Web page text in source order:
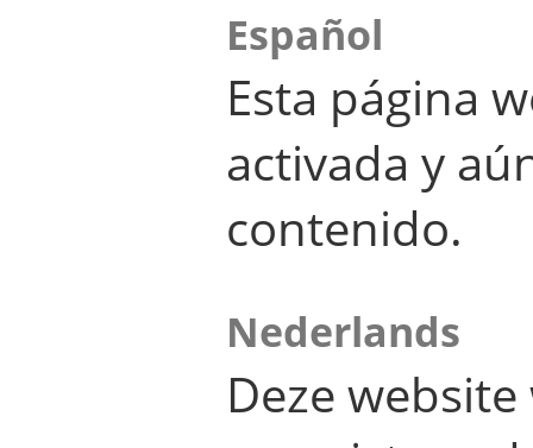
Español
Esta página
activada y
contenido.
Nederlands
Deze